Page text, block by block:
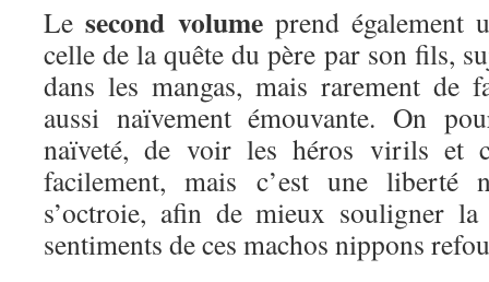
Lesecond volumeprend également
celle de la quête du père par son fils,
dans les mangas, mais rarement de
aussi naïvement émouvante. On
naïveté, de voir les héros virils et
facilement, mais c’est une liberté
s’octroie, afin de mieux souligner la
sentiments de ces machos nippons